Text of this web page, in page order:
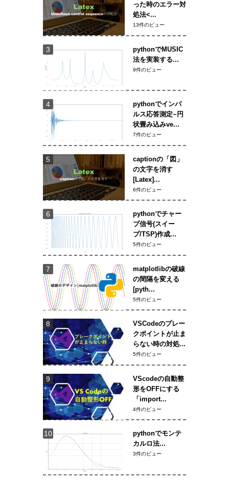
った時のエラー対
処法<...
13件のビュー
pythonでMUSIC
法を実装する...
9件のビュー
pythonでインパ
ルス応答測定~円
状畳み込みve...
7件のビュー
captionの「図」
の文字を消す
[Latex]...
6件のビュー
pythonでチャー
プ信号(スイー
プ/TSP)作成...
5件のビュー
matplotlibの破線
の間隔を変える
[pyth...
5件のビュー
VSCodeのプレー
クポイントが止ま
らない時の対処...
5件のビュー
VScodeの自動整
形をOFFにする
「import...
4件のビュー
pythonでモンテ
カルロ法...
3件のビュー